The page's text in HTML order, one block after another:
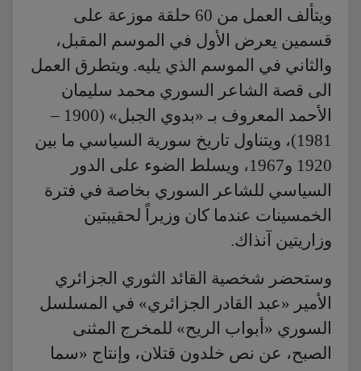
ويتألف العمل من 60 حلقة موزعة على
قسمين يعرض الأول في الموسم المقبل،
والثاني في الموسم الذي يليه. ويتطرق العمل
الى قصة الشاعر السوري محمد سليمان
الأحمد المعروف بـ «بدوي الجبل» (1900 –
1981)، ويتناول تاريخ سورية السياسي ما بين
1920 و1967، ويسلط الضوء على الدور
السياسي للشاعر السوري بخاصة في فترة
الخمسينات عندما كان وزيراً لحقيبتين
وزاريتين آنذاك.
وستحضر شخصية القائد الثوري الجزائري
الأمير «عبد القادر الجزائري» في المسلسل
السوري «أبواب الريح» للمخرج المثنى
الصبح، عن نص خلدون قتلان، وإنتاج «سما